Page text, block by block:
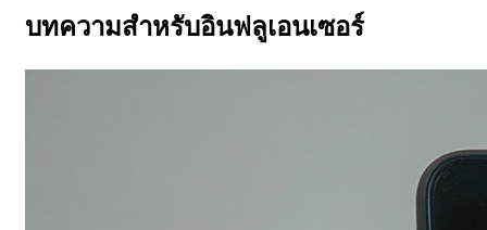
บทความสำหรับอินฟลูเอนเซอร์